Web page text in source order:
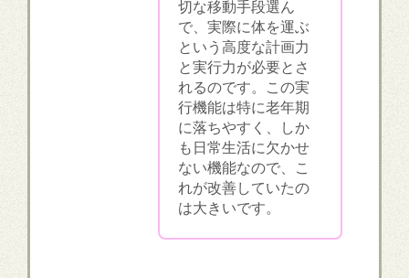
切な移動手段選ん
で、実際に体を運ぶ
という高度な計画力
と実行力が必要とさ
れるのです。この実
行機能は特に老年期
に落ちやすく、しか
も日常生活に欠かせ
ない機能なので、こ
れが改善していたの
は大きいです。